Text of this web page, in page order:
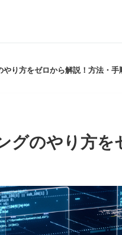
やり方をゼロから解説！方法・手
グのやり方を